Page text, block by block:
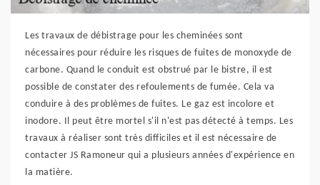
Les travaux de débistrage pour les cheminées sont
nécessaires pour réduire les risques de fuites de monoxyde de
carbone. Quand le conduit est obstrué par le bistre, il est
possible de constater des refoulements de fumée. Cela va
conduire à des problèmes de fuites. Le gaz est incolore et
inodore. Il peut être mortel s'il n'est pas détecté à temps. Les
travaux à réaliser sont très difficiles et il est nécessaire de
contacter JS Ramoneur qui a plusieurs années d'expérience en
la matière.